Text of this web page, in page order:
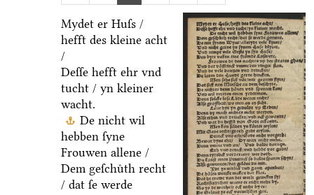
Mydet er Huſs /
hefft des kleine acht
/
Deſſe hefft ehr vnd
tucht / yn kleiner
wacht.
De nicht wil
hebben ſyne
Frouwen allene /
Dem geſchuͤth recht
/ dat ſe werde